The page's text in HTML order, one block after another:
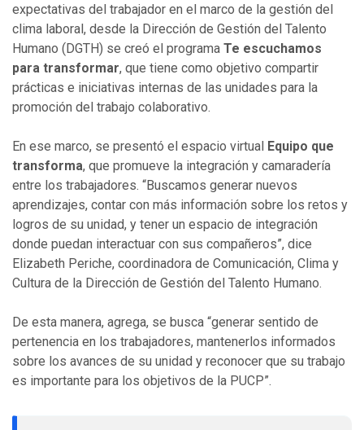
expectativas del trabajador en el marco de la gestión del
clima laboral, desde la Dirección de Gestión del Talento
Humano (DGTH) se creó el programa Te escuchamos
para transformar, que tiene como objetivo compartir
prácticas e iniciativas internas de las unidades para la
promoción del trabajo colaborativo.
En ese marco, se presentó el espacio virtual Equipo que
transforma, que promueve la integración y camaradería
entre los trabajadores. “Buscamos generar nuevos
aprendizajes, contar con más información sobre los retos y
logros de su unidad, y tener un espacio de integración
donde puedan interactuar con sus compañeros”, dice
Elizabeth Periche, coordinadora de Comunicación, Clima y
Cultura de la Dirección de Gestión del Talento Humano.
De esta manera, agrega, se busca “generar sentido de
pertenencia en los trabajadores, mantenerlos informados
sobre los avances de su unidad y reconocer que su trabajo
es importante para los objetivos de la PUCP”.